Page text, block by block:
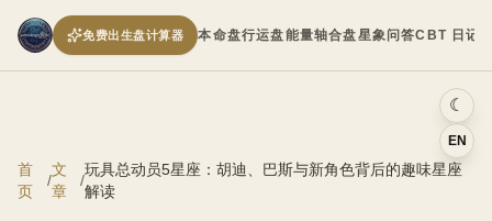
本命盘行运盘能量轴合盘星象问答CBT 日记
免费出生盘计算器
☾
EN
首
页
/
文
章
/
玩具总动员5星座：胡迪、巴斯与新角色背后的趣味星座
解读